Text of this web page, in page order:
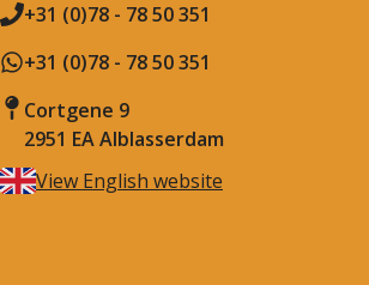
+31 (0)78 - 78 50 351
+31 (0)78 - 78 50 351
Cortgene 9
2951 EA Alblasserdam
View English website